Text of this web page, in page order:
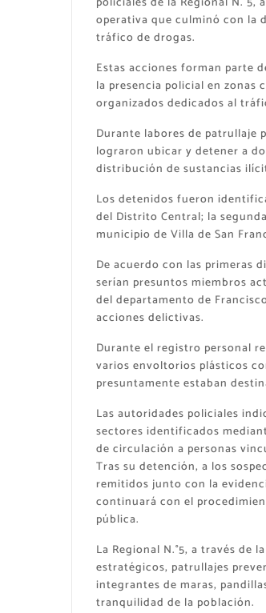
operativa que culminó con la
tráfico de drogas.
Estas acciones forman parte
la presencia policial en
organizados dedicados al
Durante labores de patrullaje
lograron ubicar y detener a
distribución de sustancias
Los detenidos fueron
del Distrito Central; la
municipio de Villa de San
De acuerdo con las primeras
serían presuntos miembros
del departamento de
acciones delictivas.
Durante el registro personal
varios envoltorios plásticos
presuntamente estaban
Las autoridades policiales
sectores identificados
de circulación a personas
Tras su detención, a los
remitidos junto con la
continuará con el
pública.
La Regional N.°5, a través
estratégicos, patrullajes
integrantes de maras,
tranquilidad de la población.